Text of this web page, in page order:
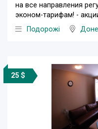
на все направления
эконом-тарифам! -
Подорожі
25 $